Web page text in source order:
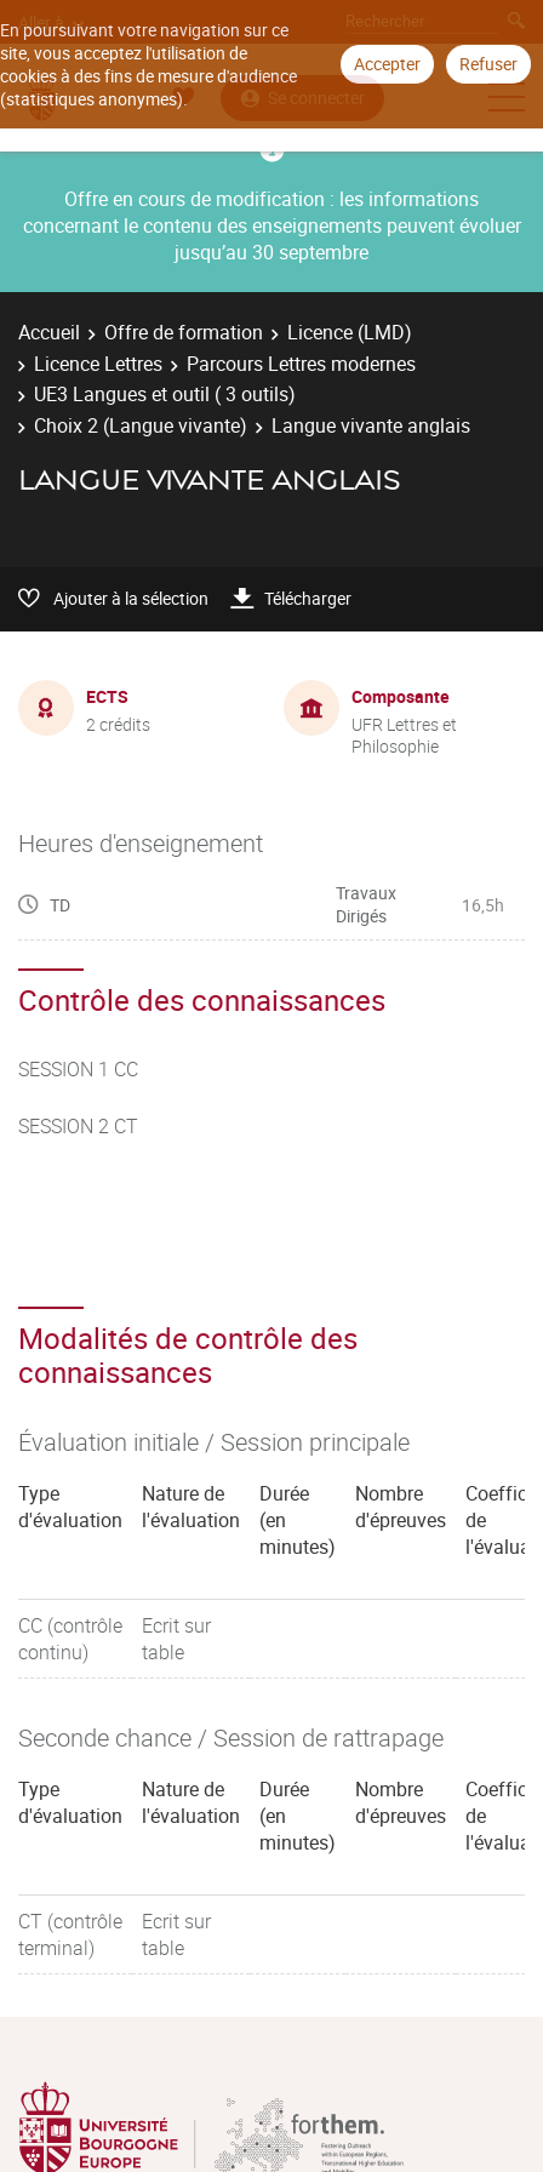
En poursuivant votre navigation sur ce
site, vous acceptez l'utilisation de
cookies à des fins de mesure d'audience
(statistiques anonymes).
Accepter Refuser
Aller à
Se connecter
Offre en cours de modification : les informations
concernant le contenu des enseignements peuvent évoluer
jusqu’au 30 septembre
Accueil Offre de formation
Licence (LMD)
Licence Lettres
Parcours Lettres modernes
UE3 Langues et outil ( 3 outils)
Choix 2 (Langue vivante)
Langue vivante anglais
LANGUE VIVANTE ANGLAIS
Ajouter à la sélection Télécharger
ECTS
2 crédits
Composante
UFR Lettres et
Philosophie
Heures d'enseignement
TD
Travaux
Dirigés
16,5h
Contrôle des connaissances
SESSION 1 CC
SESSION 2 CT
Modalités de contrôle des
connaissances
Évaluation initiale / Session principale
Type
d'évaluation
Nature de
l'évaluation
Durée
(en
minutes)
Nombre
d'épreuves
de
CC (contrôle
continu)
Ecrit sur
table
Seconde chance / Session de rattrapage
Type
d'évaluation
Nature de
l'évaluation
Durée
(en
minutes)
Nombre
d'épreuves
de
CT (contrôle
terminal)
Ecrit sur
table